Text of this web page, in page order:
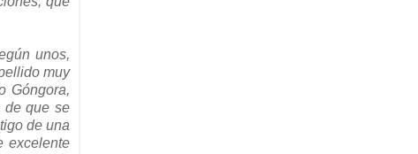
unos,
muy
Góngora,
de que se
de una
excelente